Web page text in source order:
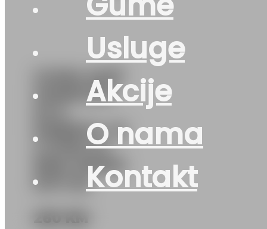
Usluge
Akcije
O nama
Kontakt
GUMA AS/P
HANKOOK
KINERGY 4S
2 H750 XL
98W 3PMSF
DOT:25